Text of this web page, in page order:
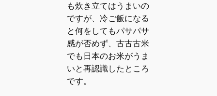
も炊き立てはうまいの
ですが、冷ご飯になる
と何をしてもパサパサ
感が否めず、古古古米
でも日本のお米がうま
いと再認識したところ
です。